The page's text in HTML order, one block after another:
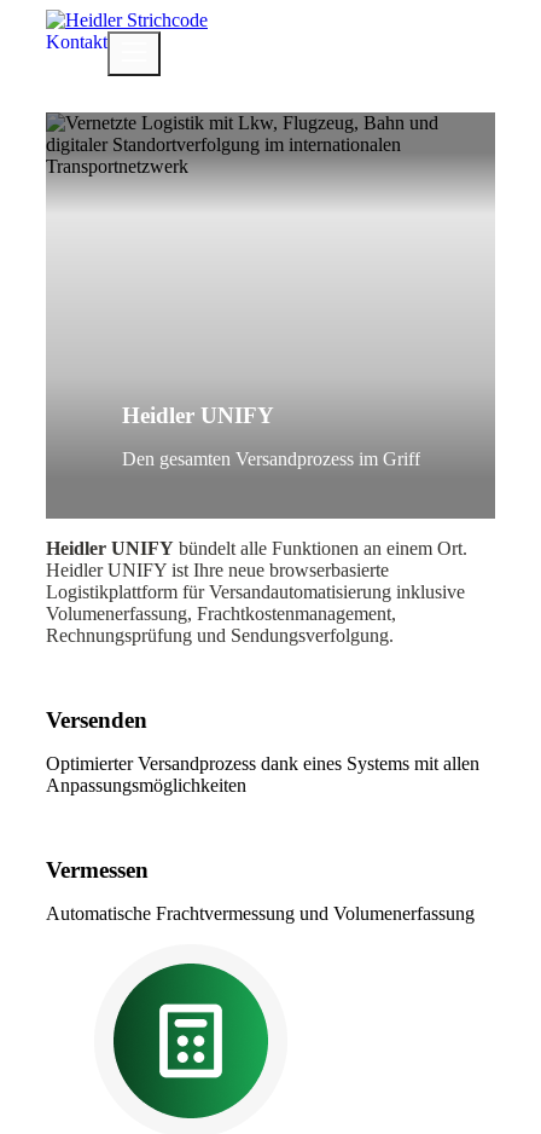
InhaltKontakt
Heidler UNIFY
Den gesamten Versandprozess im Griff
Heidler UNIFY bündelt alle Funktionen an einem Ort.
Heidler UNIFY ist Ihre neue browserbasierte
Logistikplattform für Versandautomatisierung inklusive
Volumenerfassung, Frachtkostenmanagement,
Rechnungsprüfung und Sendungsverfolgung.
Versenden
Optimierter Versandprozess dank eines Systems mit allen
Anpassungsmöglichkeiten
Vermessen
Automatische Frachtvermessung und Volumenerfassung